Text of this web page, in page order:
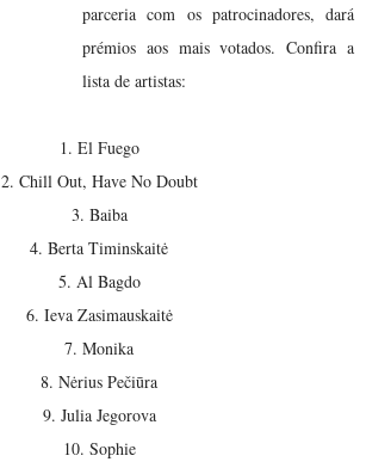
parceria com os patrocinadores, dará
prémios aos mais votados. Confira a
lista de artistas:
1. El Fuego
2. Chill Out, Have No Doubt
3. Baiba
4. Berta Timinskaitė
5. Al Bagdo
6. Ieva Zasimauskaitė
7. Monika
8. Nėrius Pečiūra
9. Julia Jegorova
10. Sophie